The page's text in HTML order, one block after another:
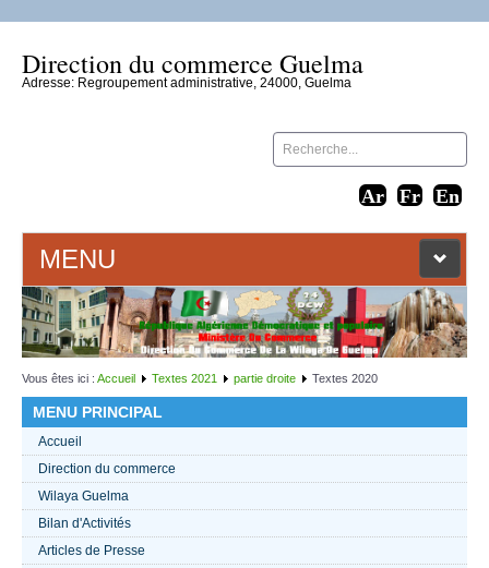
Direction du commerce Guelma
Adresse: Regroupement administrative, 24000, Guelma
MENU
ACCUEIL
LIENS WEB
CONTACT
TEXTES 2021
ACTUALITÉS 2021
Vous êtes ici : Accueil Textes 2021 partie droite Textes 2020
MENU PRINCIPAL
Accueil
Direction du commerce
Wilaya Guelma
Bilan d'Activités
Articles de Presse